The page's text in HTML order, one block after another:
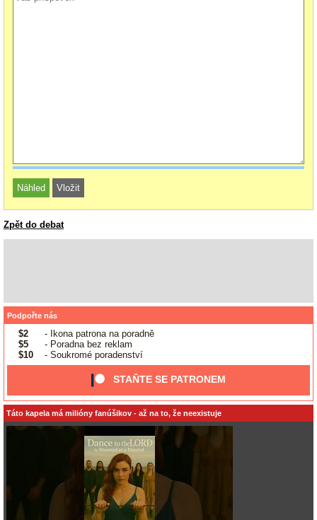
Zpět do debat
Podpořte nás
$2
- Ikona patrona na poradně
$5
- Poradna bez reklam
$10
- Soukromé poradenství
STAŇTE SE PATRONEM
Táto kapela má milióny fanúšikov - až na to, že neexistuje